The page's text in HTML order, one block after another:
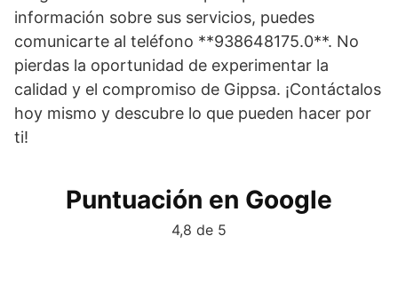
información sobre sus servicios, puedes
comunicarte al teléfono **938648175.0**. No
pierdas la oportunidad de experimentar la
calidad y el compromiso de Gippsa. ¡Contáctalos
hoy mismo y descubre lo que pueden hacer por
ti!
Puntuación en Google
4,8 de 5